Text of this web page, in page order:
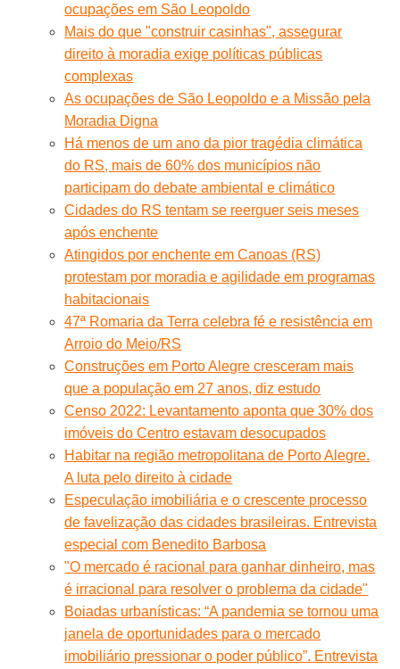
ocupações em São Leopoldo
Mais do que "construir casinhas", assegurar
direito à moradia exige políticas públicas
complexas
As ocupações de São Leopoldo e a Missão pela
Moradia Digna
Há menos de um ano da pior tragédia climática
do RS, mais de 60% dos municípios não
participam do debate ambiental e climático
Cidades do RS tentam se reerguer seis meses
após enchente
Atingidos por enchente em Canoas (RS)
protestam por moradia e agilidade em programas
habitacionais
47ª Romaria da Terra celebra fé e resistência em
Arroio do Meio/RS
Construções em Porto Alegre cresceram mais
que a população em 27 anos, diz estudo
Censo 2022: Levantamento aponta que 30% dos
imóveis do Centro estavam desocupados
Habitar na região metropolitana de Porto Alegre.
A luta pelo direito à cidade
Especulação imobiliária e o crescente processo
de favelização das cidades brasileiras. Entrevista
especial com Benedito Barbosa
"O mercado é racional para ganhar dinheiro, mas
é irracional para resolver o problema da cidade"
Boiadas urbanísticas: “A pandemia se tornou uma
janela de oportunidades para o mercado
imobiliário pressionar o poder público”. Entrevista